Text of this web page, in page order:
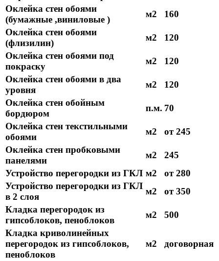
Оклейка стен обоями
(бумажные ,виниловые )
м2
160
Оклейка стен обоями
(флизилин)
м2
120
Оклейка стен обоями под
покраску
м2
120
Оклейка стен обоями в два
уровня
м2
120
Оклейка стен обойным
бордюром
п.м. 70
Оклейка стен текстильными
обоями
м2
от 245
Оклейка стен пробковыми
панелями
м2
245
Устройство перегородки из ГКЛ м2
от 280
Устройство перегородки из ГКЛ
в 2 слоя
м2
от 350
Кладка перегородок из
гипсоблоков, пеноблоков
м2
500
Кладка криволинейных
перегородок из гипсоблоков,
пеноблоков
м2 договорная